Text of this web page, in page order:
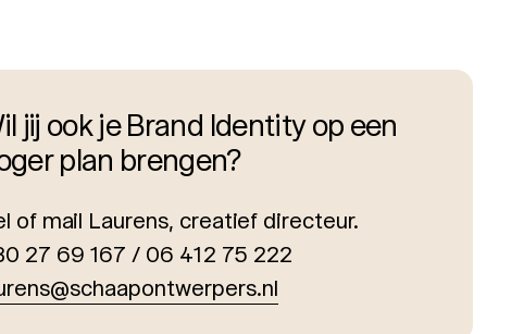
jij ook je Brand Identity op een
plan brengen?
of mail Laurens, creatief directeur.
27 69 167 / 06 412 75 222